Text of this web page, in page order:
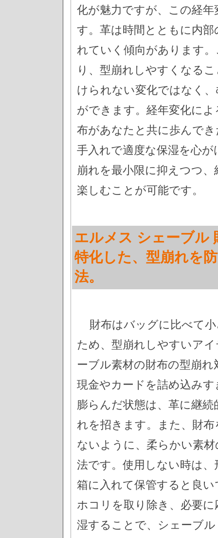
化が魅力ですが、この経
す。革は時間とともに内
れていく傾向があります
り、型崩れしやすくなる
けられない変化ではなく
ができます。経年変化に
布があなたと共に歩んで
手入れで適度な保湿を心
崩れを最小限に抑えつつ
楽しむことが可能です。
エルメス シェーブル
特化した、型崩れを
法。
財布はバッグに比べて
ため、型崩れしやすいア
ーブル素材の財布の型崩
現金やカードを詰め込み
膨らんだ状態は、革に継
れを招きます。また、財
ないように、柔らかい素
法です。使用しない時は
箱に入れて保管すると良
ホコリを取り除き、必要
湿することで、シェーブ